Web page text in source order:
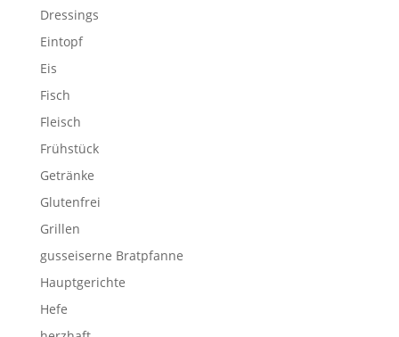
Dressings
Eintopf
Eis
Fisch
Fleisch
Frühstück
Getränke
Glutenfrei
Grillen
gusseiserne Bratpfanne
Hauptgerichte
Hefe